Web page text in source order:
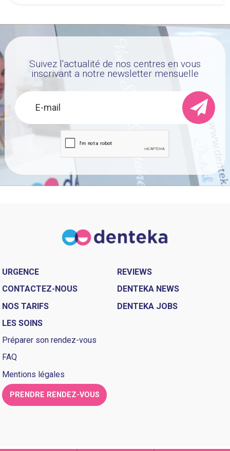
distingue comme une méthode de
choix pour de nombreux patients
recourir aux méthodes traditionnelles
plus visibles
Suivez l'actualité de nos centres en vous
inscrivant a notre newsletter mensuelle
URGENCE
CONTACTEZ-NOUS
NOS TARIFS
LES SOINS
REVIEWS
DENTEKA NEWS
DENTEKA JOBS
Préparer son rendez-vous
FAQ
Mentions légales
PRENDRE RENDEZ-VOUS